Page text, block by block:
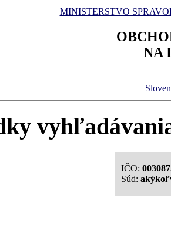
MINISTERSTVO
NA
IČO:
Súd: